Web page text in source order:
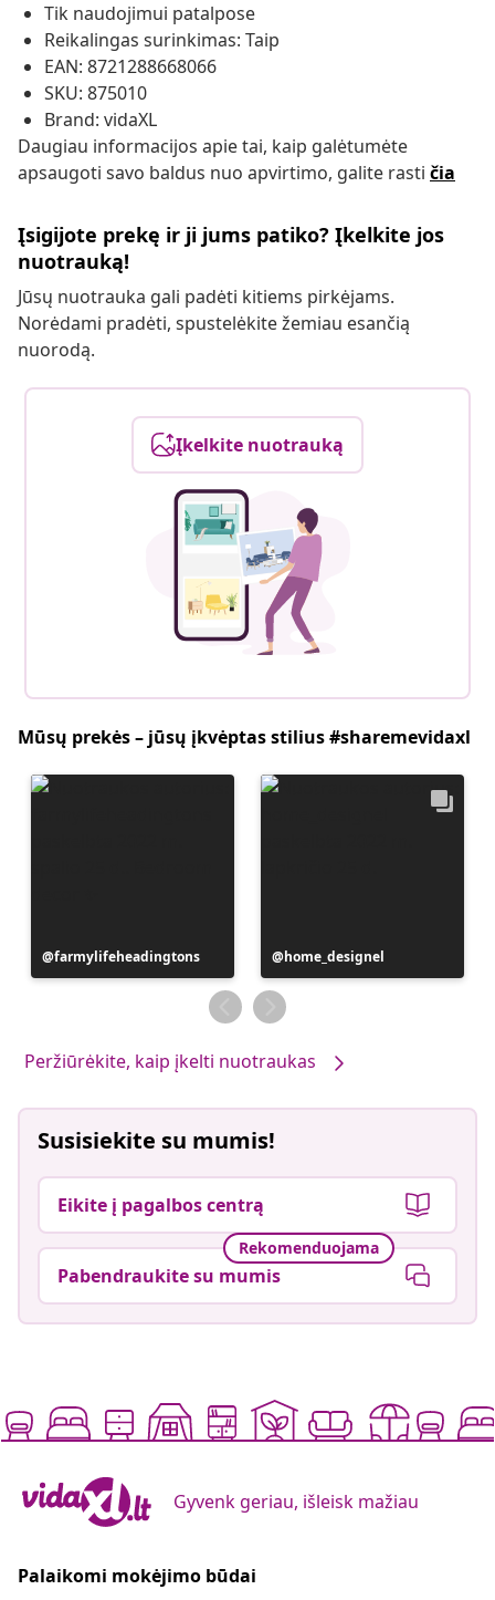
Tik naudojimui patalpose
Reikalingas surinkimas: Taip
EAN: 8721288668066
SKU: 875010
Brand: vidaXL
Daugiau informacijos apie tai, kaip galėtumėte
apsaugoti savo baldus nuo apvirtimo, galite rasti čia
Įsigijote prekę ir ji jums patiko? Įkelkite jos
nuotrauką!
Jūsų nuotrauka gali padėti kitiems pirkėjams.
Norėdami pradėti, spustelėkite žemiau esančią
nuorodą.
Įkelkite nuotrauką
Mūsų prekės – jūsų įkvėptas stilius #sharemevidaxl
Įrašą
paskelbė
farmylifeheadingtons
Įrašą
paskelbė
home_designel
Peržiūrėkite, kaip įkelti nuotraukas
Susisiekite su mumis!
Eikite į pagalbos centrą
Rekomenduojama
Pabendraukite su mumis
Gyvenk geriau, išleisk mažiau
Palaikomi mokėjimo būdai